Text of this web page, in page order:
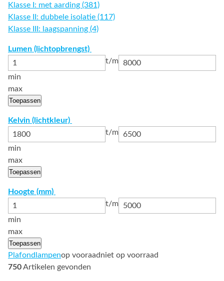
Klasse I: met aarding (381)
Klasse II: dubbele isolatie (117)
Klasse III: laagspanning (4)
Lumen (lichtopbrengst)
t/m
min
max
Toepassen
Kelvin (lichtkleur)
t/m
min
max
Toepassen
Hoogte (mm)
t/m
min
max
Toepassen
Plafondlampenop vooraadniet op voorraad
750Artikelen gevonden